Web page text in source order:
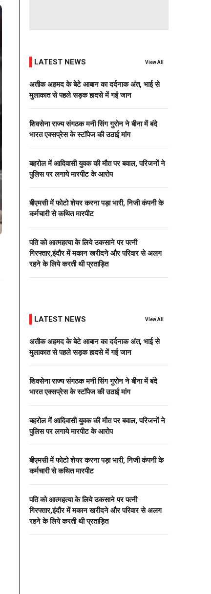
LATEST NEWS View All
अतीक अहमद के बेटे आबान का दर्दनाक अंत, भाई से
मुलाकात से पहले सड़क हादसे में गई जान
शिवसेना राज्य संगठक मनी सिंग गुरोन ने बीना में बंदे
भारत एक्सप्रेस के स्टॉपेज की उठाई मांग
बहरोल में आदिवासी युवक की मौत पर बवाल, परिजनों ने
पुलिस पर लगाये मारपीट के आरोप
बीएमसी में फोटो शेयर करना पड़ा भारी, निजी कंपनी के
कर्मचारी से कथित मारपीट
पति को आत्महत्या के लिये उकसाने पर पत्नी
गिरफ्तार,इंदौर में मकान खरीदने और परिवार से अलग
रहने के लिये करती थी प्रताड़ित
LATEST NEWS View All
अतीक अहमद के बेटे आबान का दर्दनाक अंत, भाई से
मुलाकात से पहले सड़क हादसे में गई जान
शिवसेना राज्य संगठक मनी सिंग गुरोन ने बीना में बंदे
भारत एक्सप्रेस के स्टॉपेज की उठाई मांग
बहरोल में आदिवासी युवक की मौत पर बवाल, परिजनों ने
पुलिस पर लगाये मारपीट के आरोप
बीएमसी में फोटो शेयर करना पड़ा भारी, निजी कंपनी के
कर्मचारी से कथित मारपीट
पति को आत्महत्या के लिये उकसाने पर पत्नी
गिरफ्तार,इंदौर में मकान खरीदने और परिवार से अलग
रहने के लिये करती थी प्रताड़ित